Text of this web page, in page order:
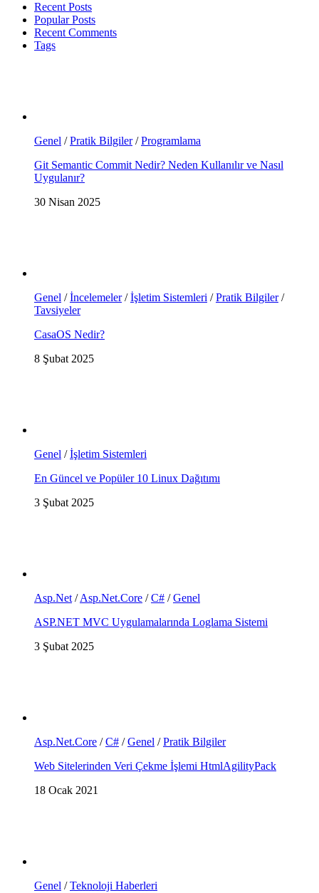
Recent Posts
Popular Posts
Recent Comments
Tags
Genel /Pratik Bilgiler/Programlama
Git Semantic Commit Nedir? Neden Kullanılır ve Nasıl
Uygulanır?
30 Nisan 2025
Genel /İncelemeler/İşletim Sistemleri /Pratik Bilgiler/
Tavsiyeler
CasaOS Nedir?
8 Şubat 2025
Genel /İşletim Sistemleri
En Güncel ve Popüler 10 Linux Dağıtımı
3 Şubat 2025
Asp.Net /Asp.Net.Core /C# /Genel
ASP.NET MVC Uygulamalarında Loglama Sistemi
3 Şubat 2025
Asp.Net.Core /C# /Genel /Pratik Bilgiler
Web Sitelerinden Veri Çekme İşlemi HtmlAgilityPack
18 Ocak 2021
Genel /Teknoloji Haberleri